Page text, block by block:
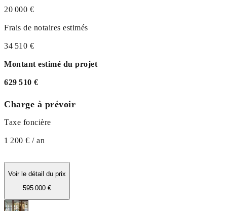
20 000 €
Frais de notaires estimés
34 510 €
Montant estimé du projet
629 510 €
Charge à prévoir
Taxe foncière
1 200 € / an
Voir le détail du prix
595 000 €